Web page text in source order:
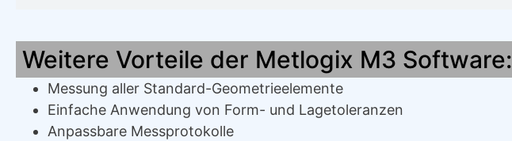
Weitere Vorteile der Metlogix M3 Software:
Messung aller Standard-Geometrieelemente
Einfache Anwendung von Form- und Lagetoleranzen
Anpassbare Messprotokolle